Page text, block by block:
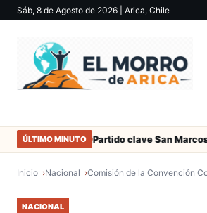
Sáb, 8 de Agosto de 2026 | Arica, Chile
ÚLTIMO MINUTO
Arica Partido clave San Marcos con
Inicio Nacional Comisión de la Convención
NACIONAL